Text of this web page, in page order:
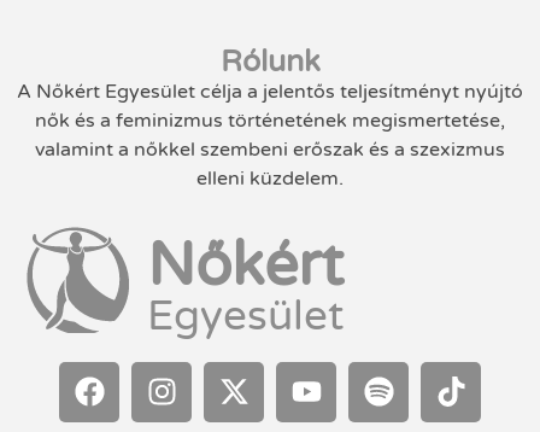
Rólunk
A Nőkért Egyesület célja a jelentős teljesítményt nyújtó
nők és a feminizmus történetének megismertetése,
valamint a nőkkel szembeni erőszak és a szexizmus
elleni küzdelem.
Nőkért
Egyesület